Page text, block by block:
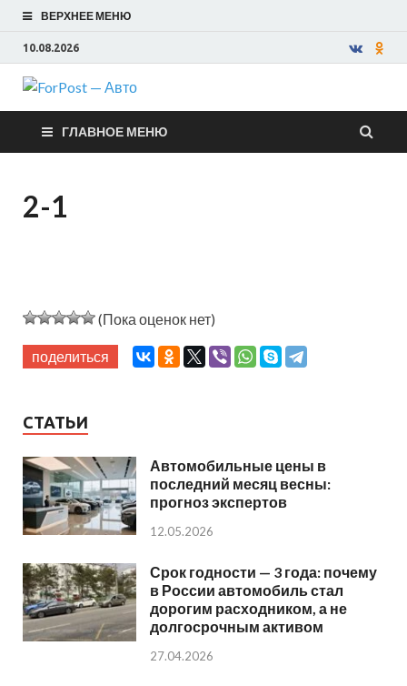
ВЕРХНЕЕ МЕНЮ
10.08.2026
ForPost —
Авто
ГЛАВНОЕ МЕНЮ
2-1
(Пока оценок нет)
поделиться
СТАТЬИ
Автомобильные цены в
последний месяц весны:
прогноз экспертов
12.05.2026
Срок годности — 3 года: почему
в России автомобиль стал
дорогим расходником, а не
долгосрочным активом
27.04.2026